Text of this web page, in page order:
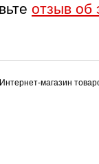
отзыв об
магазин